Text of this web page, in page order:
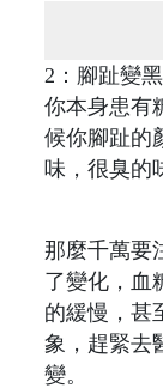
2：腳趾變
你本身患有
候你腳趾的
味，很臭的
那麼千萬要
了變化，血
的緩慢，甚
象，趕緊去
變。